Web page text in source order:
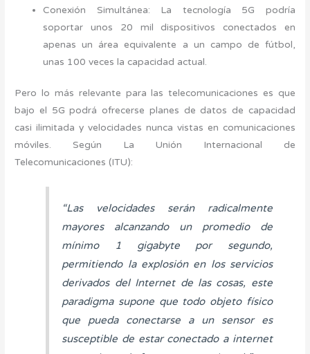
Conexión Simultánea: La tecnología 5G podría
soportar unos 20 mil dispositivos conectados en
apenas un área equivalente a un campo de fútbol,
unas 100 veces la capacidad actual.
Pero lo más relevante para las telecomunicaciones es que
bajo el 5G podrá ofrecerse planes de datos de capacidad
casi ilimitada y velocidades nunca vistas en comunicaciones
móviles. Según La Unión Internacional de
Telecomunicaciones (ITU):
“Las velocidades serán radicalmente
mayores alcanzando un promedio de
mínimo 1 gigabyte por segundo,
permitiendo la explosión en los servicios
derivados del Internet de las cosas, este
paradigma supone que todo objeto físico
que pueda conectarse a un sensor es
susceptible de estar conectado a internet